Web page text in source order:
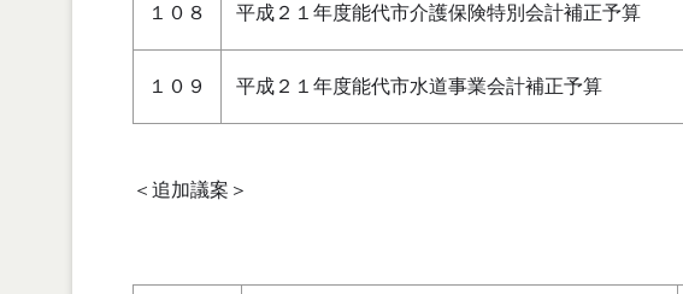
１０８ 平成２１年度能代市介護保険特別会計補正予算
１０９ 平成２１年度能代市水道事業会計補正予算
＜追加議案＞